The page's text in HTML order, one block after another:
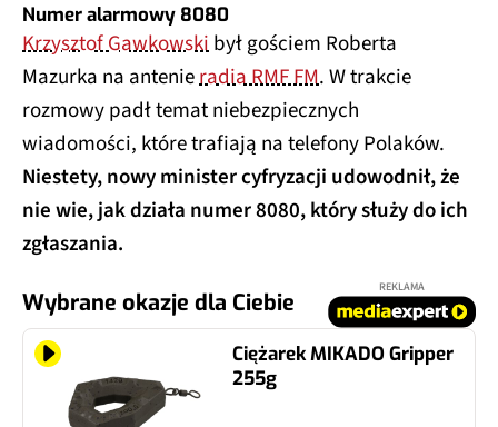
Numer alarmowy 8080
Krzysztof Gawkowski był gościem Roberta
Mazurka na antenieradia RMF FM. W trakcie
rozmowy padł temat niebezpiecznych
wiadomości, które trafiają na telefony Polaków.
Niestety, nowy minister cyfryzacji udowodnił, że
nie wie, jak działa numer 8080, który służy do ich
zgłaszania.
Wybrane okazje dla Ciebie
REKLAMA
Ciężarek MIKADO Gripper
255g